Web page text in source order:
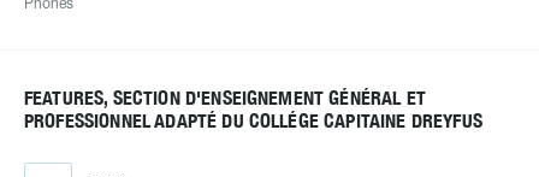
Phones
FEATURES, SECTION D'ENSEIGNEMENT GÉNÉRAL ET
PROFESSIONNEL ADAPTÉ DU COLLÉGE CAPITAINE DREYFUS